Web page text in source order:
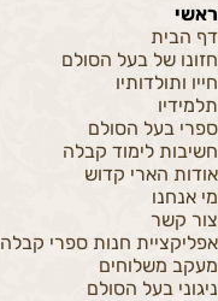
ראשי
דף הבית
חזונו של בעל הסולם
חייו ותולדותיו
תלמידיו
ספרי בעל הסולם
חשיבות לימוד קבלה
אודות הארי קדוש
מי אנחנו
צור קשר
אפליקציית חנות ספרי קבלה
מעקב משלוחים
ניגוני בעל הסולם